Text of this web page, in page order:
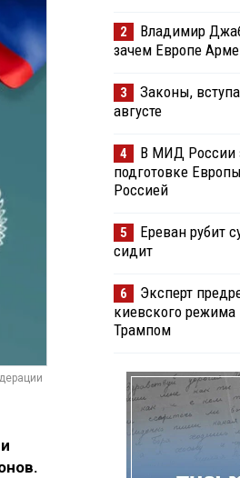
2
Владимир
зачем Европе
3
Законы,
августе
4
В МИД России
подготовке
Россией
5
Ереван рубит
сидит
6
Эксперт
киевского режима
Трампом